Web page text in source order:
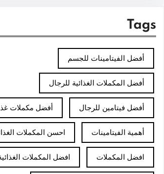
Tags
أفضل الفيتامينات للجسم
أفضل المكملات الغذائية للرجال
أفضل فيتامين للرجال أفضل مكملات
أهمية الفيتامينات احسن المكملات
افضل المكملات افضل المكملات